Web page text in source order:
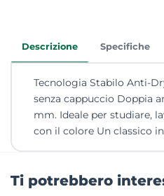
Descrizione Specifiche
Tecnologia Stabilo Anti-
senza cappuccio Doppia
mm. Ideale per studiare,
con il colore Un classico
Ti potrebbero